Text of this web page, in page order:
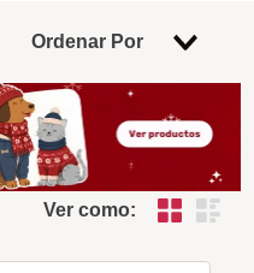
Ordenar Por
De
Ver como: